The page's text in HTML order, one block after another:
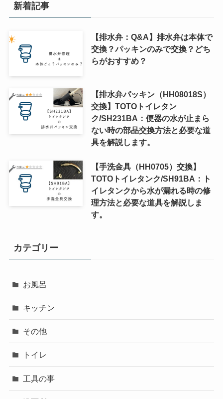
新着記事
【排水弁：Q&A】排水弁は本体で
交換？パッキンのみで交換？どち
らがおすすめ？
【排水弁パッキン（HH08018S）
交換】TOTOトイレタン
ク/SH231BA：便器の水が止まら
ない時の部品交換方法と必要な道
具を解説します。
【手洗金具（HH0705）交換】
TOTOトイレタンク/SH91BA：ト
イレタンクから水が漏れる時の修
理方法と必要な道具を解説しま
す。
カテゴリー
お風呂
キッチン
その他
トイレ
工具の事